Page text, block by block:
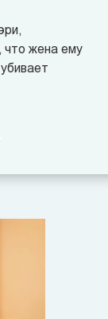
что жена ему
жалеет
не слишком